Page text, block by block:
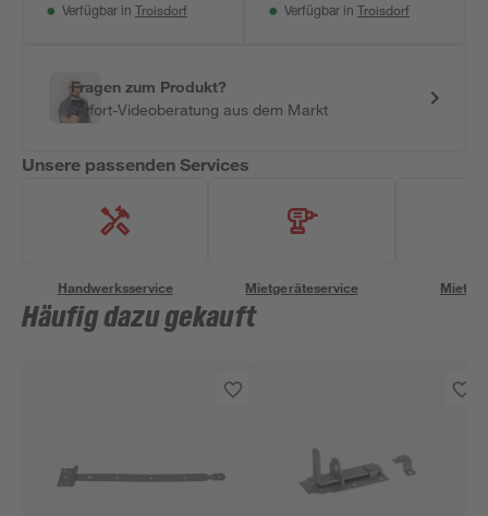
Verfügbar in Troisdorf
Verfügbar in Troisdorf
Fragen zum Produkt?
Sofort-Videoberatung aus dem Markt
Unsere passenden Services
Handwerksservice Mietgeräteservice
Häufig dazu gekauft